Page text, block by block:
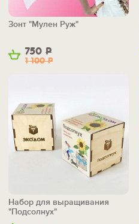
750 Р
1 100Р
Зонт "Мулен Руж"
Набор для выращивания
"Подсолнух"